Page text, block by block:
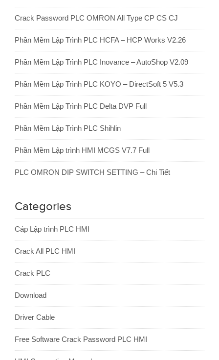
Crack Password PLC OMRON All Type CP CS CJ
Phần Mềm Lập Trình PLC HCFA – HCP Works V2.26
Phần Mềm Lập Trình PLC Inovance – AutoShop V2.09
Phần Mềm Lập Trình PLC KOYO – DirectSoft 5 V5.3
Phần Mềm Lập Trình PLC Delta DVP Full
Phần Mềm Lập Trình PLC Shihlin
Phần Mềm Lập trình HMI MCGS V7.7 Full
PLC OMRON DIP SWITCH SETTING – Chi Tiết
Categories
Cáp Lập trình PLC HMI
Crack All PLC HMI
Crack PLC
Download
Driver Cable
Free Software Crack Password PLC HMI